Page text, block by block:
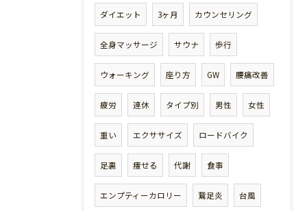
ダイエット 3ヶ月 カウンセリング
全身マッサージ サウナ 歩行
ウォーキング 座り方 GW 腰痛改善
疲労 連休 タイプ別 男性 女性
重い エクササイズ ロードバイク
足裏 痩せる 代謝 食事
エンプティーカロリー 鵞足炎 台風